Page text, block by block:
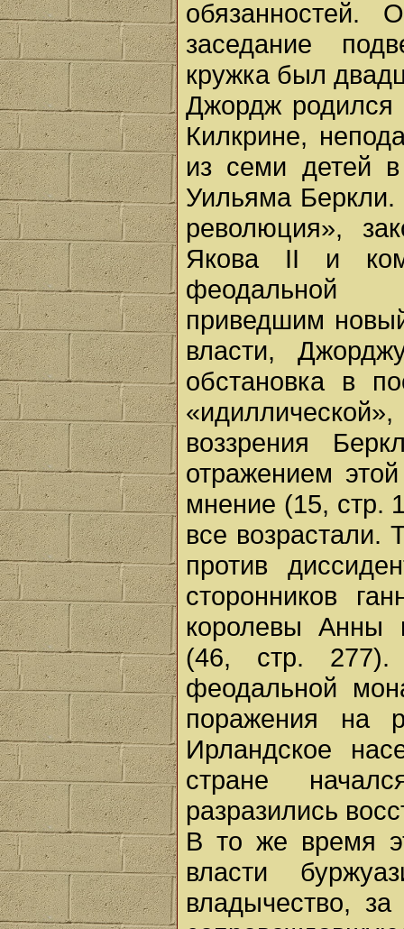
обязанностей.
заседание
кружка был
Джордж родился
Килкрине,
из семи детей в
Уильяма Беркли.
революция»,
Якова II и
феодальной
приведшим
власти,
обстановка в
воззрения
отражением
мнение (15, стр.
все возрастали.
против
сторонников
королевы Анны
(46, стр. 277).
феодальной
поражения на
Ирландское
стране
разразились
В то же время
власти
владычество,